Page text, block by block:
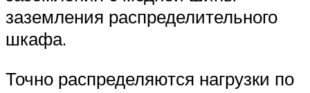
заземления распределительного
шкафа.
Точно распределяются нагрузки по